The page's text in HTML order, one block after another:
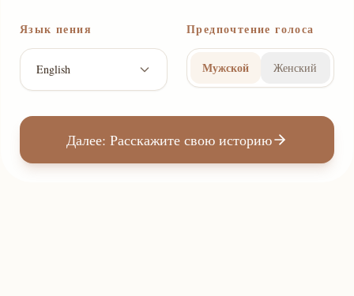
Язык пения
English
Предпочтение голоса
Мужской Женский
Далее: Расскажите свою историю